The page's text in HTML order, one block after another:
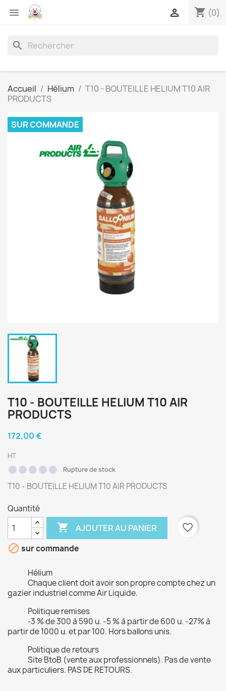
 shopping_cart (0)

search
Accueil Hélium
T10 - BOUTEILLE HELIUM T10 AIR
PRODUCTS
SUR COMMANDE
T10 - BOUTEILLE HELIUM T10 AIR
PRODUCTS
172,00 €
HT
Rupture de stock
T10 - BOUTEILLE HELIUM T10 AIR PRODUCTS
Quantité
 AJOUTER AU PANIER
favorite_border
 sur commande
Hélium
Chaque client doit avoir son propre compte chez un
gazier industriel comme Air Liquide.
Politique remises
-3 % de 300 à 590 u. -5 % à partir de 600 u. -27% à
partir de 1000 u. et par 100. Hors ballons unis.
Politique de retours
Site BtoB (vente aux professionnels). Pas de vente
aux particuliers. PAS DE RETOURS.